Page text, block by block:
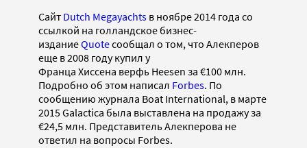
Сайт Dutch Megayachts в ноябре 2014 года со
ссылкой на голландское бизнес-
изданиеQuoteсообщал о том, что Алекперов
еще в 2008 году купил у
Франца Хиссена верфь Heesen за €100 млн.
Подробно об этом написал Forbes. По
сообщению журнала Boat International, в марте
2015 Galactica была выставлена на продажу за
€24,5 млн. Представитель Алекперова не
ответил на вопросы Forbes.